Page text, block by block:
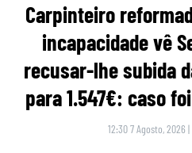
Carpinteiro
incapacidade vê
recusar-lhe subida
para 1.547€: caso
12:30 7 Agosto, 2026 |